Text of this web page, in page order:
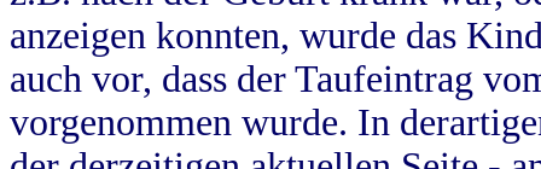
anzeigen konnten, wurde das
auch vor, dass der Taufeintrag
vorgenommen wurde. In